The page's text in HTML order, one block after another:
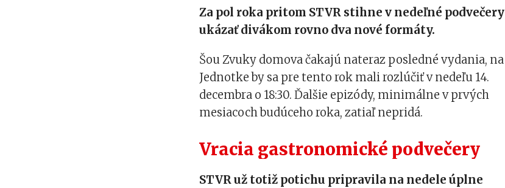
Za pol roka pritom STVR stihne v nedeľné podvečery
ukázať divákom rovno dva nové formáty.
Šou Zvuky domova čakajú nateraz posledné vydania, na
Jednotke by sa pre tento rok mali rozlúčiť v nedeľu 14.
decembra o 18:30. Ďalšie epizódy, minimálne v prvých
mesiacoch budúceho roka, zatiaľ nepridá.
Vracia gastronomické podvečery
STVR už totiž potichu pripravila na nedele úplne